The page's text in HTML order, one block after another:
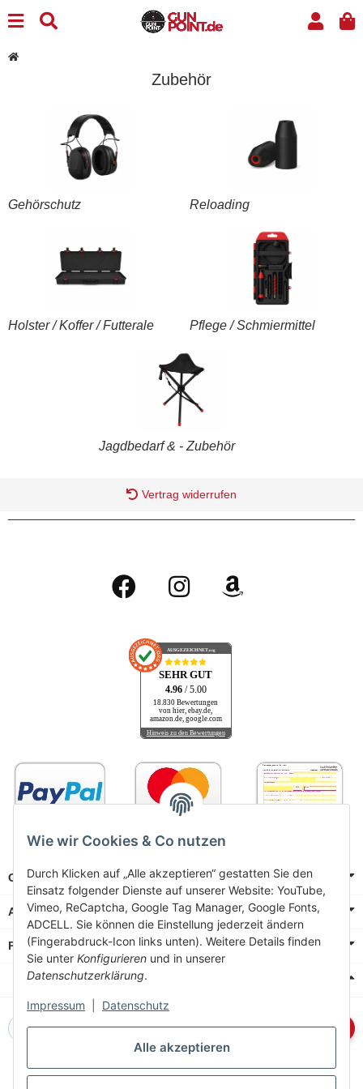
Zubehör
Gehörschutz Reloading
Holster / Koffer / Futterale Pflege / Schmiermittel
Jagdbedarf & - Zubehör
Vertrag widerrufen
AUSGEZEICHNET.org
SEHR GUT
4.96 / 5.00
18.830 Bewertungen
von hier, ebay.de,
amazon.de, google.com
Hinweis zu den Bewertungen
Gesetzliche Informationen
Allgemeine Informationen
Produkt Wiki
Anmeldung zum Newsletter
Newsletter-Registrierung Abonnieren
Alle akzeptieren
Wie wir Cookies & Co nutzen
Durch Klicken auf „Alle akzeptieren“ gestatten Sie den
Einsatz folgender Dienste auf unserer Website: YouTube,
Vimeo, ReCaptcha, Google Tag Manager, Google Fonts,
ADCELL. Sie können die Einstellung jederzeit ändern
(Fingerabdruck-Icon links unten). Weitere Details finden
Sie unter Konfigurieren und in unserer
Datenschutzerklärung.
Impressum Datenschutz